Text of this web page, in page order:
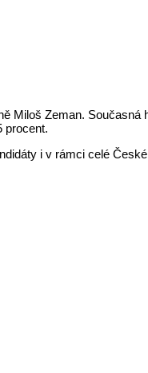
Miloš Zeman.
procent.
i v rámci celé